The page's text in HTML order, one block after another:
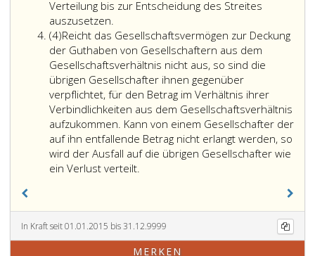
wird
vorläufig
verteilt.
Deckung
noch
nicht
fälliger
oder
sowie
zur
Sicherung
der
Verteilung bis zur Entscheidung des Streites
auszusetzen.
(4)Absatz
4
Reicht das Gesellschaftsvermögen zur Deckung
der Guthaben von Gesellschaftern aus dem
Gesellschaftsverhältnis nicht aus, so sind die
übrigen Gesellschafter ihnen gegenüber
verpflichtet, für den Betrag im Verhältnis ihrer
Verbindlichkeiten aus dem Gesellschaftsverhältnis
aufzukommen. Kann von einem Gesellschafter der
auf ihn entfallende Betrag nicht erlangt werden, so
wird der Ausfall auf die übrigen Gesellschafter wie
ein Verlust verteilt.
In Kraft seit 01.01.2015 bis 31.12.9999
MERKEN